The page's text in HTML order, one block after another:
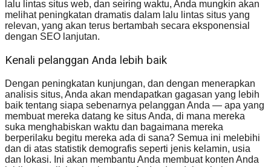
lalu lintas situs web, dan seiring waktu, Anda mungkin akan
melihat peningkatan dramatis dalam lalu lintas situs yang
relevan, yang akan terus bertambah secara eksponensial
dengan SEO lanjutan.
Kenali pelanggan Anda lebih baik
Dengan peningkatan kunjungan, dan dengan menerapkan
analisis situs, Anda akan mendapatkan gagasan yang lebih
baik tentang siapa sebenarnya pelanggan Anda — apa yang
membuat mereka datang ke situs Anda, di mana mereka
suka menghabiskan waktu dan bagaimana mereka
berperilaku begitu mereka ada di sana? Semua ini melebihi
dan di atas statistik demografis seperti jenis kelamin, usia
dan lokasi. Ini akan membantu Anda membuat konten Anda